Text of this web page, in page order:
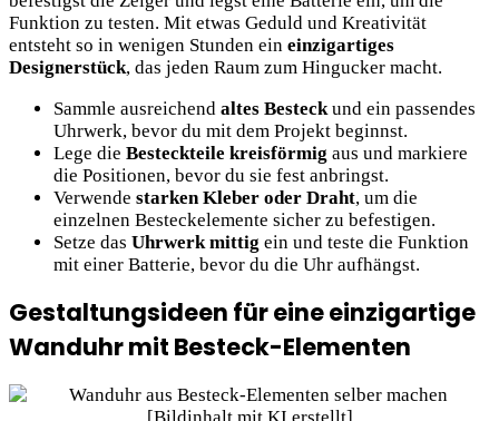
Funktion zu testen. Mit etwas Geduld und Kreativität
entsteht so in wenigen Stunden ein einzigartiges
Designerstück, das jeden Raum zum Hingucker macht.
Sammle ausreichend altes Besteckund ein passendes
Uhrwerk, bevor du mit dem Projekt beginnst.
Lege die Besteckteile kreisförmig aus und markiere
die Positionen, bevor du sie fest anbringst.
Verwende starken Kleber oder Draht, um die
einzelnen Besteckelemente sicher zu befestigen.
Setze das Uhrwerk mittig ein und teste die Funktion
mit einer Batterie, bevor du die Uhr aufhängst.
Gestaltungsideen für eine einzigartige
Wanduhr mit Besteck-Elementen